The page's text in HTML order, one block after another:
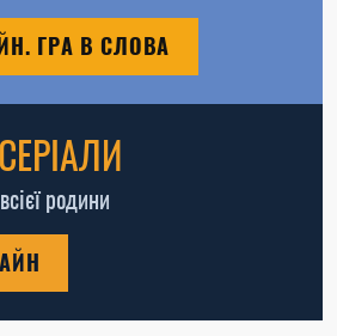
ГРА В СЛОВА
родини